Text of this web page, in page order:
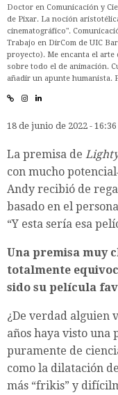
Doctor en Comunicación y
de Pixar. La noción
cinematográfico".
Trabajo en DirCom de UIC
proyecto). Me encanta el arte
sobre todo el de animación.
añadir un apunte humanista.
18 de junio de 2022 - 16:36
La premisa de
con mucho
Andy recibió de
basado en el
“Y esta sería esa
Una premisa muy
totalmente
sido su película
¿De verdad alguien
años haya visto una
puramente de
como la dilatación
más “frikis” y